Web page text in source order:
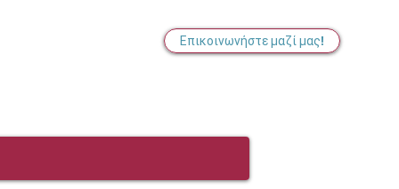
Επικοινωνήστε μαζί μας!